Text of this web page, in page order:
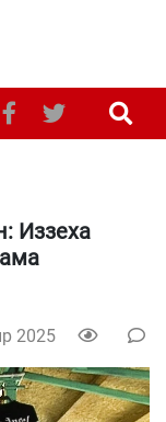
Иззеха
2025